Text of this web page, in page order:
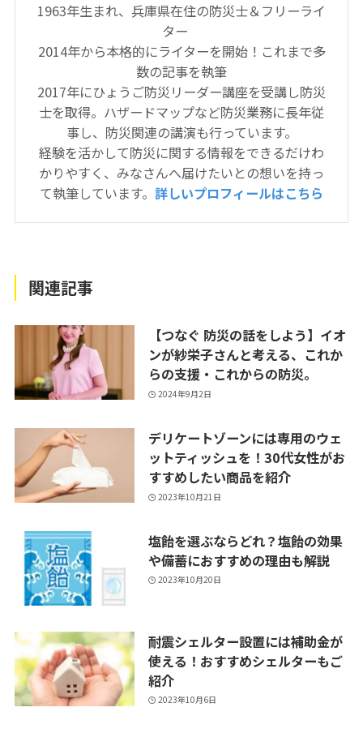
1963年生まれ、兵庫県在住の防災士＆フリーライ
ター
2014年から本格的にライターを開始！これまで多
数の記事を執筆
2017年にひょうご防災リーダー講座を受講し防災
士を取得。ハザードマップなど防災業務に長年従
事し、防災関連の講演も行っています。
経験を活かして防災に関する情報をできるだけわ
かりやすく、みなさんへ届けたいとの想いを持っ
て執筆しています。 詳しいプロフィールはこちら
関連記事
【つなぐ 防災の話をしよう】イオ
ンが紗栄子さんと考える、これか
らの支援・これからの防災。
2024年9月2日
デリケートゾーンには専用のウェ
ットティッシュを！30代女性がお
すすめしたい商品を紹介
2023年10月21日
塩飴を選ぶならどれ？塩飴の効果
や備蓄におすすめの理由も解説
2023年10月20日
耐震シェルター設置には補助金が
使える！おすすめシェルターもご
紹介
2023年10月6日